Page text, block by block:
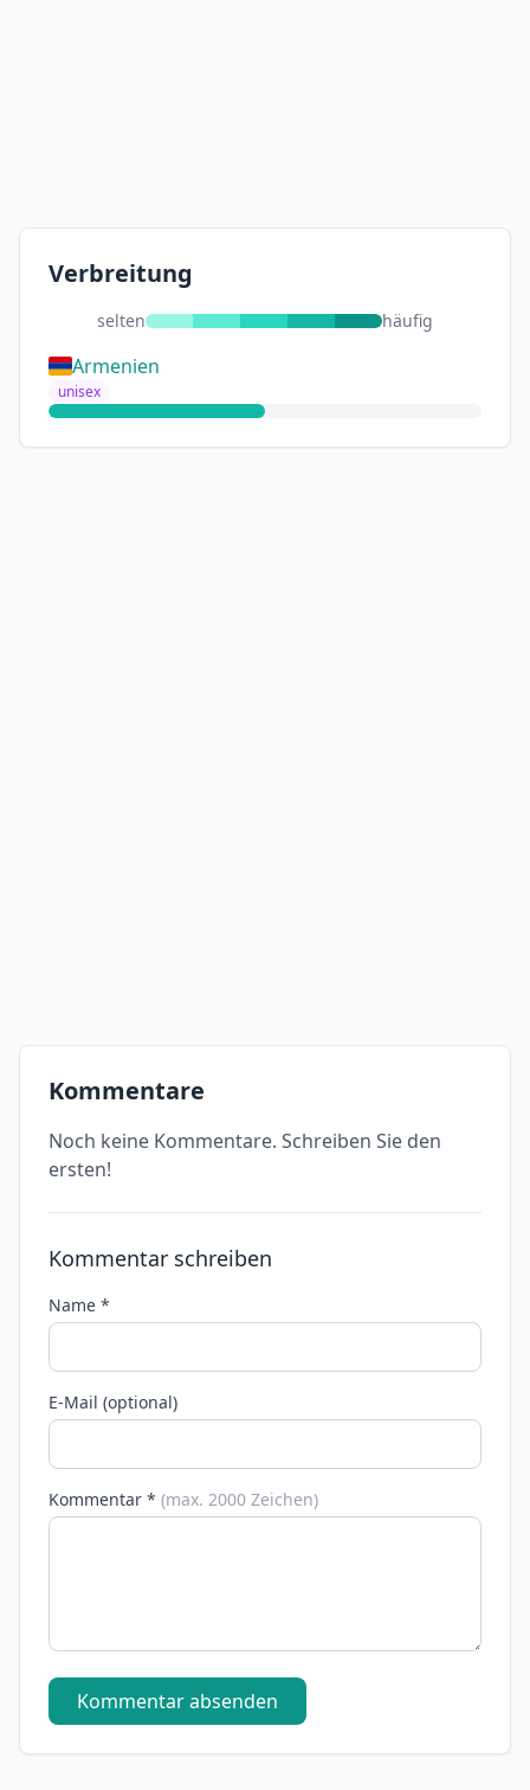
Verbreitung
selten häufig
Armenien
unisex
Kommentare
Noch keine Kommentare. Schreiben Sie den
ersten!
Kommentar schreiben
Name *
E-Mail (optional)
Kommentar * (max. 2000 Zeichen)
Kommentar absenden